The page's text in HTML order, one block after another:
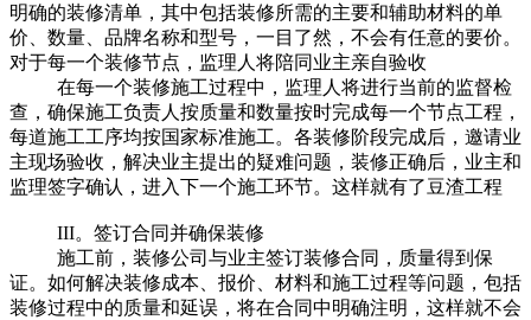
明确的装修清单，其中包括装修所需的主要和辅助材料的单
价、数量、品牌名称和型号，一目了然，不会有任意的要价。
对于每一个装修节点，监理人将陪同业主亲自验收
在每一个装修施工过程中，监理人将进行当前的监督检
查，确保施工负责人按质量和数量按时完成每一个节点工程，
每道施工工序均按国家标准施工。各装修阶段完成后，邀请业
主现场验收，解决业主提出的疑难问题，装修正确后，业主和
监理签字确认，进入下一个施工环节。这样就有了豆渣工程
III。签订合同并确保装修
施工前，装修公司与业主签订装修合同，质量得到保
证。如何解决装修成本、报价、材料和施工过程等问题，包括
装修过程中的质量和延误，将在合同中明确注明，这样就不会